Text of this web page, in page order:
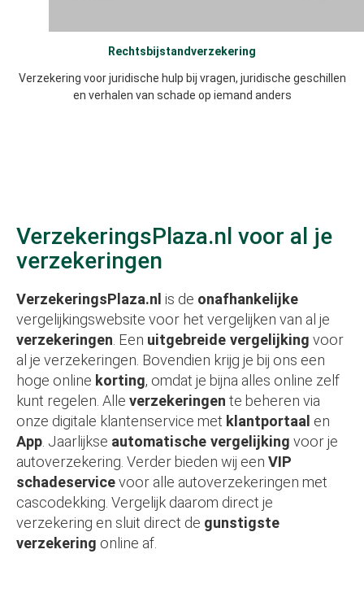
Rechtsbijstandverzekering
Verzekering voor juridische hulp bij vragen, juridische geschillen
en verhalen van schade op iemand anders
VerzekeringsPlaza.nl voor al je
verzekeringen
VerzekeringsPlaza.nl is de onafhankelijke
vergelijkingswebsite voor het vergelijken van al je
verzekeringen . Een uitgebreide vergelijking voor
al je verzekeringen. Bovendien krijg je bij ons een
hoge online korting, omdat je bijna alles online zelf
kunt regelen. Alle verzekeringen te beheren via
onze digitale klantenservice met klantportaal en
App . Jaarlijkse automatische vergelijking voor je
autoverzekering. Verder bieden wij een VIP
schadeservicevoor alle autoverzekeringen met
cascodekking. Vergelijk daarom direct je
verzekering en sluit direct de gunstigste
verzekering online af.